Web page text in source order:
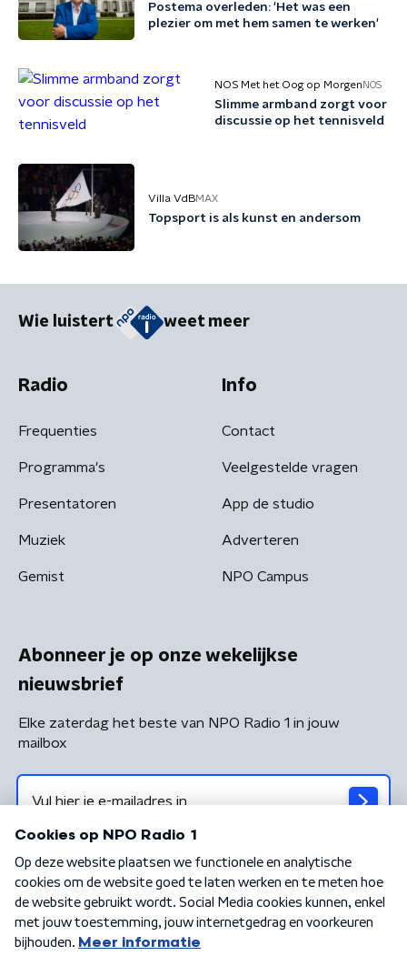
Postema overleden: 'Het was een
plezier om met hem samen te werken'
NOS Met het Oog op Morgen NOS
Slimme armband zorgt voor
discussie op het tennisveld
Villa VdBMAX
Topsport is als kunst en andersom
Wie luistert weet meer
Radio
Frequenties
Programma's
Presentatoren
Muziek
Gemist
Info
Contact
Veelgestelde vragen
App de studio
Adverteren
NPO Campus
Abonneer je op onze wekelijkse
nieuwsbrief
Elke zaterdag het beste van NPO Radio 1 in jouw
mailbox
Algemene voorwaarden